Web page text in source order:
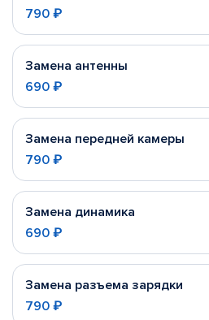
790 ₽
Замена антенны
690 ₽
Замена передней камеры
790 ₽
Замена динамика
690 ₽
Замена разъема зарядки
790 ₽